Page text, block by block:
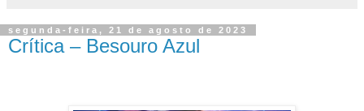
segunda-feira, 21 de agosto de 2023
Crítica – Besouro Azul